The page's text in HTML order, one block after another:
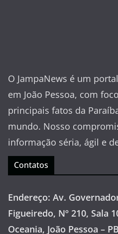
O JampaNews é um
em João Pessoa, com
principais fatos da
mundo. Nosso
informação séria, ágil e
Contatos
Endereço: Av.
Figueiredo, Nº 210, Sala
Oceania, João Pessoa –